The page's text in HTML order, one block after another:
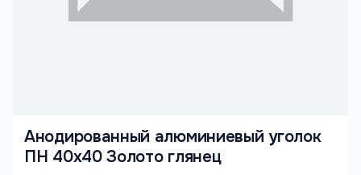
Анодированный алюминиевый уголок
ПН 40х40 Золото глянец